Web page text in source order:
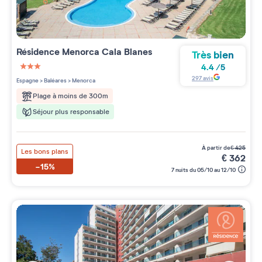
Résidence Menorca Cala Blanes
3 étoiles sur 5
Espagne>Baléares>Menorca
Plage à moins de 300m
Séjour plus responsable
Très bien
4.4/5
297avis
Les bons plans
-15%
à partir de€425
€362
7 nuits du 05/10 au 12/10